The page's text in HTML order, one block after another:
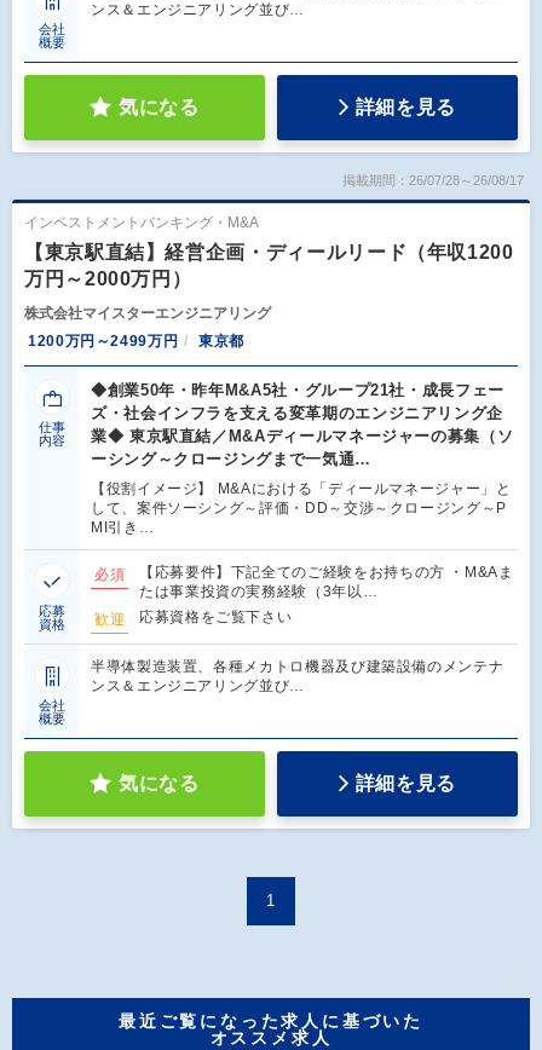
会社
概要
ンス＆エンジニアリング並び…
気になる 詳細を見る
掲載期間：26/07/28～26/08/17
インベストメントバンキング・M&A
【東京駅直結】経営企画・ディールリード（年収1200
万円～2000万円）
株式会社マイスターエンジニアリング
1200万円～2499万円
東京都
仕事
内容
◆創業50年・昨年M&A5社・グループ21社・成長フェー
ズ・社会インフラを支える変革期のエンジニアリング企
業◆ 東京駅直結／M&Aディールマネージャーの募集（ソ
ーシング～クロージングまで一気通…
【役割イメージ】 M&Aにおける「ディールマネージャー」と
して、案件ソーシング～評価・DD～交渉～クロージング～P
MI引き…
応募
資格
必須
【応募要件】下記全てのご経験をお持ちの方 ・M&Aま
たは事業投資の実務経験（3年以…
歓迎
応募資格をご覧下さい
会社
概要
半導体製造装置、各種メカトロ機器及び建築設備のメンテナ
ンス＆エンジニアリング並び…
気になる 詳細を見る
1
最近ご覧になった求人に基づいた
オススメ求人